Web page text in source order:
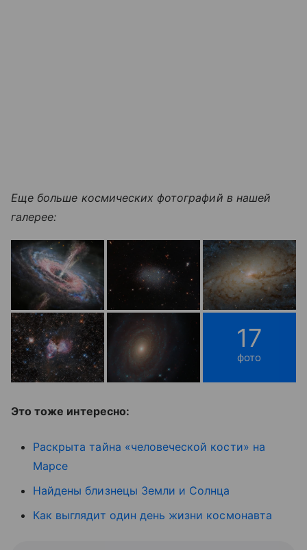
Еще больше космических фотографий в нашей
галерее:
17
фото
Это тоже интересно:
Раскрыта тайна «человеческой кости» на
Марсе
Найдены близнецы Земли и Солнца
Как выглядит один день жизни космонавта